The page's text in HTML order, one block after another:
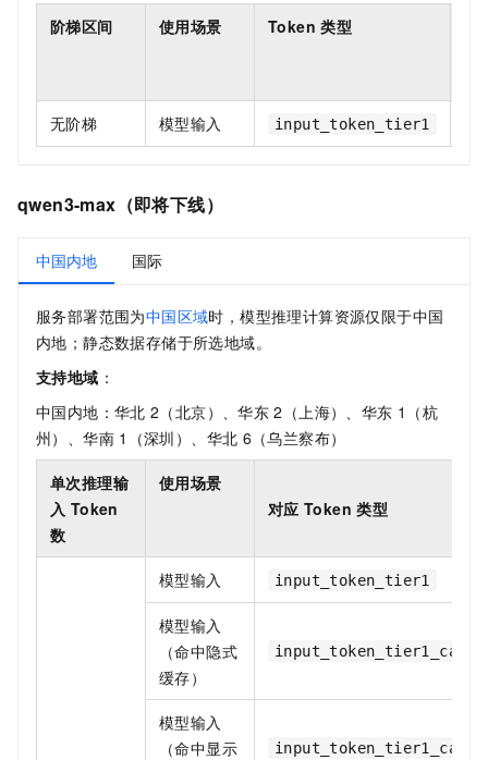
阶梯区间 使用场景 Token 类型
无阶梯 模型输入 input_token_tier1
qwen3-max（即将下线）
中国内地 国际
服务部署范围为中国区域时，模型推理计算资源仅限于中国
内地；静态数据存储于所选地域。
支持地域 ：
中国内地：华北 2（北京）、华东 2（上海）、华东 1（杭
州）、华南 1（深圳）、华北 6（乌兰察布）
单次推理输
入 Token
数
使用场景
对应 Token 类型
模型输入 input_token_tier1
模型输入
（命中隐式
缓存）
模型输入
（命中显示